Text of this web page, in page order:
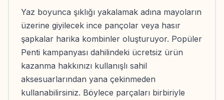
Yaz boyunca şıklığı yakalamak adına mayoların
üzerine giyilecek ince pançolar veya hasır
şapkalar harika kombinler oluşturuyor. Popüler
Penti kampanyası dahilindeki ücretsiz ürün
kazanma hakkınızı kullanışlı sahil
aksesuarlarından yana çekinmeden
kullanabilirsiniz. Böylece parçaları birbiriyle